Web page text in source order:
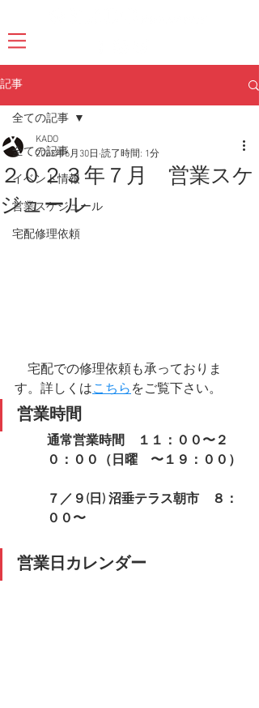
記事
全ての記事
イベント情報
営業スケジュール
宅配修理依頼
全ての記事
２０２３年７月 営業スケ
ジュール
KADO
2023年6月30日 読了時間: 1分
​　宅配での修理依頼も承っておりま
す。詳しくはこちら をご覧下さい。
営業時間
通常営業時間　１１：００〜２
０：００（日曜　〜１９：００）
７／９(日) 沼垂テラス朝市　８：
００〜
営業日カレンダー